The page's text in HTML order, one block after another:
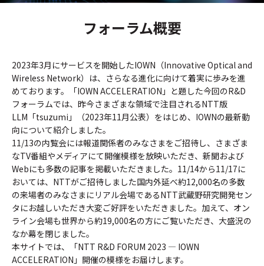
NTT社会情報研究所
NTT情報ネットワーク総合研究所
NTTネットワークサービスシステム研究所
NTTアクセスサービスシステム研究所
NTT宇宙環境エネルギー研究所
NTT先端技術総合研究所
NTT未来ねっと研究所
NTT先端集積デバイス研究所
NTTコミュニケーション科学基礎研究所
NTT物性科学基礎研究所
総合研究所・研究所の一覧
特定分野の研究センタ一覧
NTT知的財産センタ
NTTホーム 株主・投資家情報 採用情報
フォーラム概要
2023年3月にサービスを開始したIOWN（Innovative Optical and
Wireless Network）は、さらなる進化に向けて着実に歩みを進
めております。「IOWN ACCELERATION」と題した今回のR&D
フォーラムでは、昨今さまざまな領域で注目されるNTT版
LLM「tsuzumi」（2023年11月公表）をはじめ、IOWNの最新動
向について紹介しました。
11/13の内覧会には報道関係者のみなさまをご招待し、さまざま
なTV番組やメディアにて開催模様を放映いただき、新聞および
Webにも多数の記事を掲載いただきました。11/14から11/17に
おいては、NTTがご招待しました国内外延べ約12,000名の多数
の来場者のみなさまにリアル会場であるNTT武蔵野研究開発セン
タにお越しいただき大変ご好評をいただきました。加えて、オン
ライン会場も世界から約19,000名の方にご覧いただき、大盛況の
なか幕を閉じました。
本サイトでは、「NTT R&D FORUM 2023 — IOWN
ACCELERATION」開催の模様をお届けします。